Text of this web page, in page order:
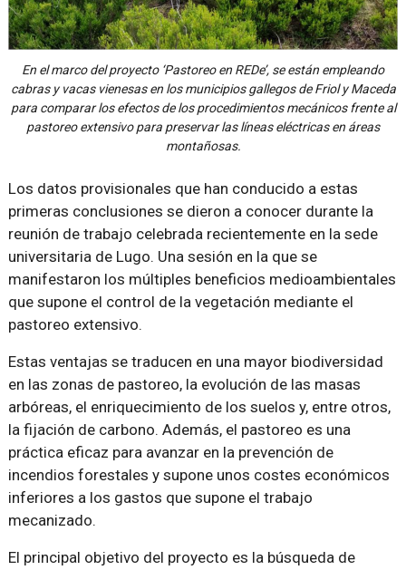
En el marco del proyecto ‘Pastoreo en REDe’, se están empleando
cabras y vacas vienesas en los municipios gallegos de Friol y Maceda
para comparar los efectos de los procedimientos mecánicos frente al
pastoreo extensivo para preservar las líneas eléctricas en áreas
montañosas.
Los datos provisionales que han conducido a estas
primeras conclusiones se dieron a conocer durante la
reunión de trabajo celebrada recientemente en la sede
universitaria de Lugo. Una sesión en la que se
manifestaron los múltiples beneficios medioambientales
que supone el control de la vegetación mediante el
pastoreo extensivo.
Estas ventajas se traducen en una mayor biodiversidad
en las zonas de pastoreo, la evolución de las masas
arbóreas, el enriquecimiento de los suelos y, entre otros,
la fijación de carbono. Además, el pastoreo es una
práctica eficaz para avanzar en la prevención de
incendios forestales y supone unos costes económicos
inferiores a los gastos que supone el trabajo
mecanizado.
El principal objetivo del proyecto es la búsqueda de